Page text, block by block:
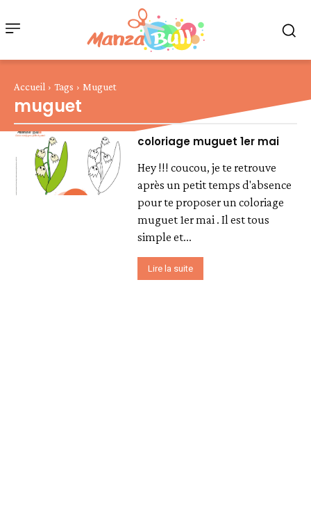
Accueil Tags Muguet
muguet
coloriage muguet 1er mai
Hey !!! coucou, je te retrouve
après un petit temps d'absence
pour te proposer un coloriage
muguet 1er mai . Il est tous
simple et...
Lire la suite